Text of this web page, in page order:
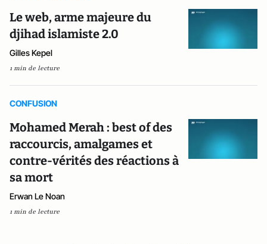
Le web, arme majeure du
djihad islamiste 2.0
Gilles Kepel
1 min de lecture
CONFUSION
Mohamed Merah : best of des
raccourcis, amalgames et
contre-vérités des réactions à
sa mort
Erwan Le Noan
1 min de lecture